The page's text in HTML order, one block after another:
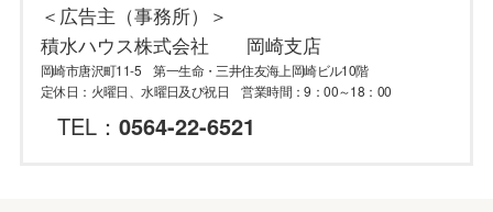
＜広告主（事務所）＞
積水ハウス株式会社 岡崎支店
岡崎市唐沢町11-5 第一生命・三井住友海上岡崎ビル10階
定休日：火曜日、水曜日及び祝日 営業時間：9：00～18：00
TEL： 0564-22-6521